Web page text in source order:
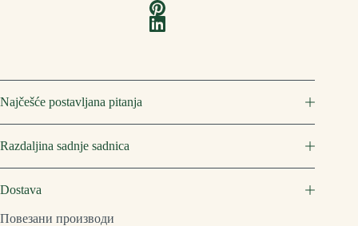
Najčešće postavljana pitanja
Razdaljina sadnje sadnica
Dostava
Повезани производи